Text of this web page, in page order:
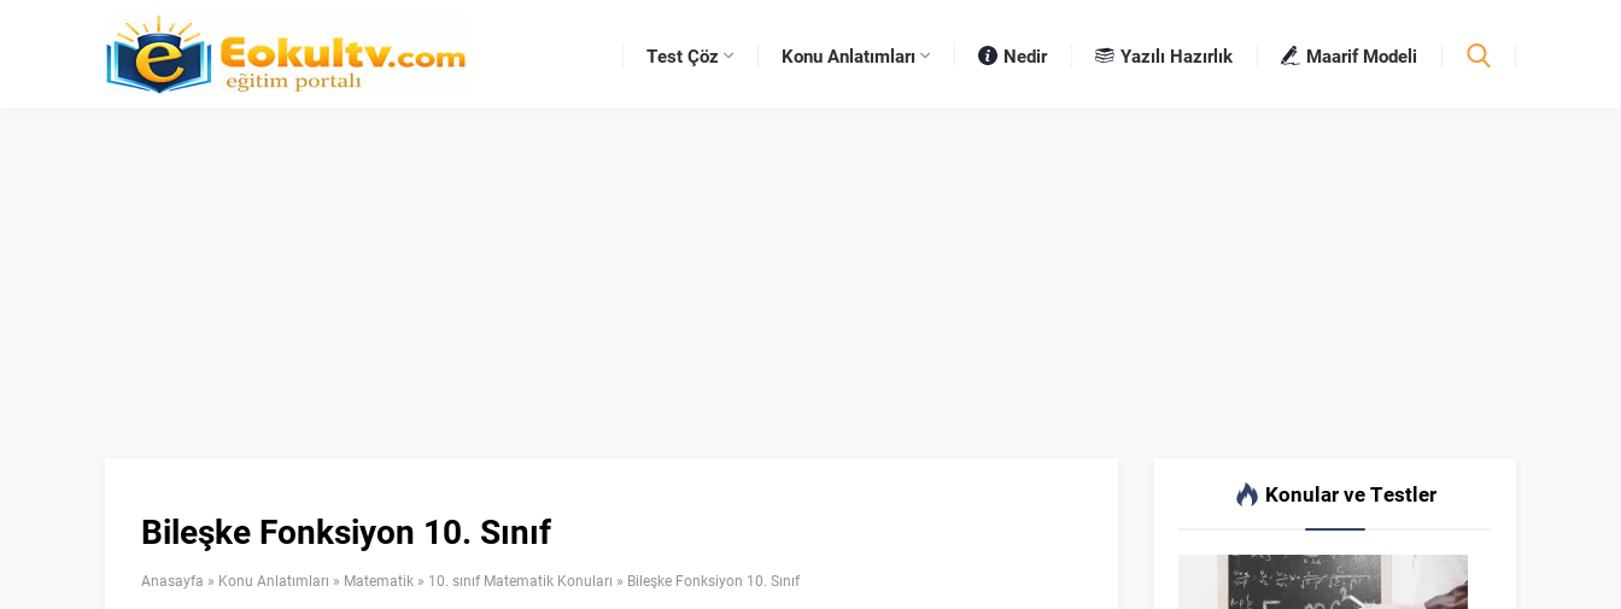
Test Çöz Konu Anlatımları Nedir Yazılı Hazırlık Maarif Modeli
Bileşke Fonksiyon 10. Sınıf
Anasayfa » Konu Anlatımları » Matematik » 10. sınıf Matematik Konuları » Bileşke Fonksiyon 10. Sınıf
Konular ve Testler